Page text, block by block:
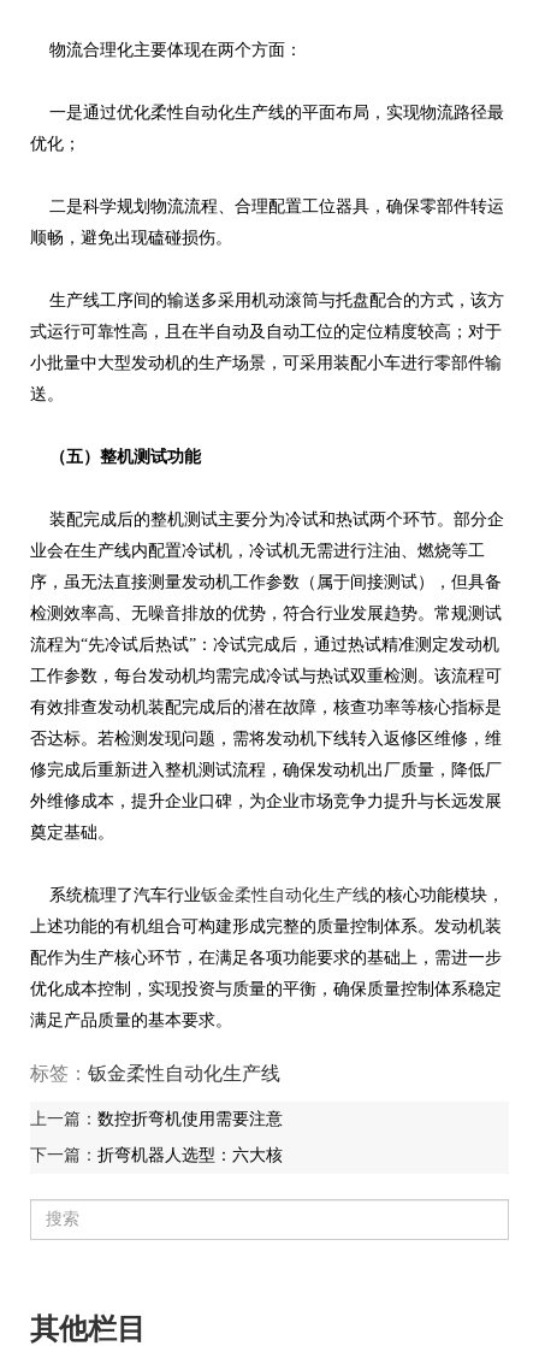
物流合理化主要体现在两个方面：
一是通过优化柔性自动化生产线的平面布局，实现物流路径最
优化；
二是科学规划物流流程、合理配置工位器具，确保零部件转运
顺畅，避免出现磕碰损伤。
生产线工序间的输送多采用机动滚筒与托盘配合的方式，该方
式运行可靠性高，且在半自动及自动工位的定位精度较高；对于
小批量中大型发动机的生产场景，可采用装配小车进行零部件输
送。
（五）整机测试功能
装配完成后的整机测试主要分为冷试和热试两个环节。部分企
业会在生产线内配置冷试机，冷试机无需进行注油、燃烧等工
序，虽无法直接测量发动机工作参数（属于间接测试），但具备
检测效率高、无噪音排放的优势，符合行业发展趋势。常规测试
流程为“先冷试后热试”：冷试完成后，通过热试精准测定发动机
工作参数，每台发动机均需完成冷试与热试双重检测。该流程可
有效排查发动机装配完成后的潜在故障，核查功率等核心指标是
否达标。若检测发现问题，需将发动机下线转入返修区维修，维
修完成后重新进入整机测试流程，确保发动机出厂质量，降低厂
外维修成本，提升企业口碑，为企业市场竞争力提升与长远发展
奠定基础。
系统梳理了汽车行业钣金柔性自动化生产线的核心功能模块，
上述功能的有机组合可构建形成完整的质量控制体系。发动机装
配作为生产核心环节，在满足各项功能要求的基础上，需进一步
优化成本控制，实现投资与质量的平衡，确保质量控制体系稳定
满足产品质量的基本要求。
标签： 钣金柔性自动化生产线
上一篇： 数控折弯机使用需要注意
下一篇： 折弯机器人选型：六大核
其他栏目